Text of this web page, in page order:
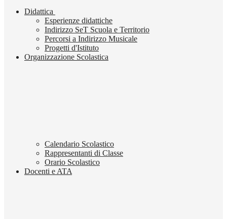
Didattica
Esperienze didattiche
Indirizzo SeT Scuola e Territorio
Percorsi a Indirizzo Musicale
Progetti d'Istituto
Organizzazione Scolastica
Calendario Scolastico
Rappresentanti di Classe
Orario Scolastico
Docenti e ATA